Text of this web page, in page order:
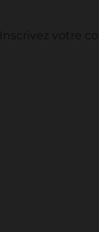
Inscrivez votre